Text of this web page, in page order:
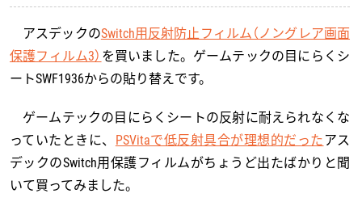
アスデックのSwitch用反射防止フィルム（ノングレア画面
保護フィルム3） を買いました。ゲームテックの目にらくシ
ートSWF1936からの貼り替えです。
ゲームテックの目にらくシートの反射に耐えられなくな
っていたときに、 PSVitaで低反射具合が理想的だったアス
デックのSwitch用保護フィルムがちょうど出たばかりと聞
いて買ってみました。